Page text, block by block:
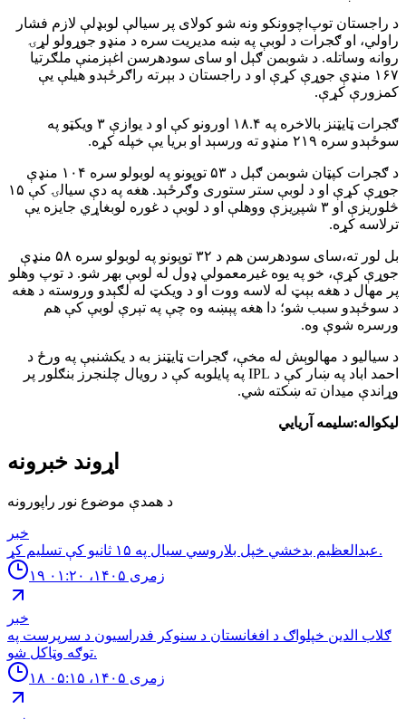
د راجستان توپ‌اچوونکو ونه شو کولای پر سیالې لوبډلې لازم فشار
راولي، او ګجرات د لوبې په ښه مدیریت سره د منډو جوړولو لړۍ
روانه وساتله. د شوبمن ګېل او سای سودهرسن اغېزمنې ملګرتیا
۱۶۷ منډې جوړې کړې او د راجستان د بېرته راګرځېدو هیلې یې
کمزورې کړې.
ګجرات ټایټنز بالاخره په ۱۸.۴ اورونو کې او د یوازې ۳ ویکټو په
سوځېدو سره ۲۱۹ منډو ته ورسېد او بریا یې خپله کړه.
د ګجرات کپټان شوبمن ګېل د ۵۳ توپونو په لوبولو سره ۱۰۴ منډې
جوړې کړې او د لوبې ستر ستوری وګرځېد. هغه په دې سیالۍ کې ۱۵
څلوریزې او ۳ شپږیزې ووهلې او د لوبې د غوره لوبغاړي جایزه یې
ترلاسه کړه.
بل لور ته،سای سودهرسن هم د ۳۲ توپونو په لوبولو سره ۵۸ منډې
جوړې کړې، خو په یوه غیرمعمولي ډول له لوبې بهر شو. د توپ وهلو
پر مهال د هغه بېټ له لاسه ووت او د ویکټ له لګېدو وروسته د هغه
د سوځېدو سبب شو؛ دا هغه پېښه وه چې په تېرې لوبې کې هم
ورسره شوې وه.
د سیالیو د مهالوېش له مخې، ګجرات ټایټنز به د یکشنبې په ورځ د
احمد اباد په ښار کې د IPL په پایلوبه کې د رویال چلنجرز بنګلور پر
وړاندې میدان ته ښکته شي.
لیکواله:سلیمه آریايي
اړوند خبرونه
د همدې موضوع نور راپورونه
خبر
عبدالعظیم بدخشي خپل بلاروسي سیال په ۱۵ ثانیو کې تسلیم کړ.
۱۹ زمری ۱۴۰۵، ۰۱:۲۰
خبر
ګلاب الدین خپلواګ د افغانستان د سنوکر فدراسیون د سرپرست په
توګه وټاکل شو.
۱۸ زمری ۱۴۰۵، ۰۵:۱۵